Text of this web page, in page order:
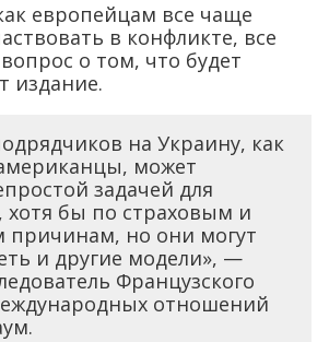
европейцам все чаще
в конфликте, все
о том, что будет
издание.
на Украину, как
может
задачей для
хотя бы по страховым и
причинам, но они могут
и другие модели», —
Французского
отношений